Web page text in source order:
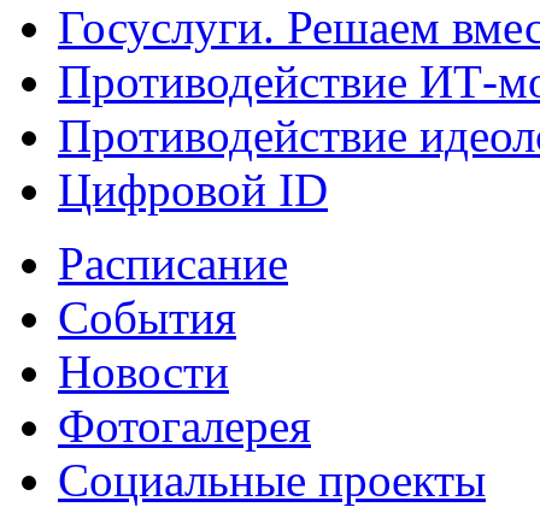
Госуслуги. Решаем
Противодействие ИТ-
Противодействие
Цифровой ID
Расписание
События
Новости
Фотогалерея
Социальные проекты